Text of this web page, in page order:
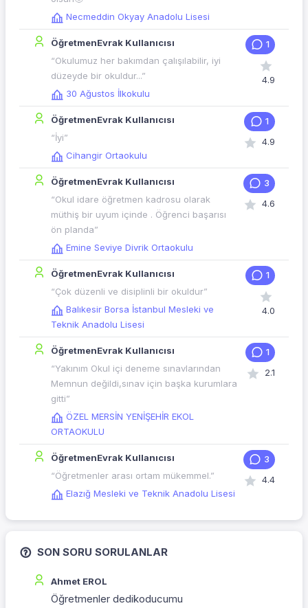
Necmeddin Okyay Anadolu Lisesi
ÖğretmenEvrak Kullanıcısı
“Okulumuz her bakımdan çalışılabilir, iyi
düzeyde bir okuldur...”
30 Ağustos İlkokulu
1
4.9
ÖğretmenEvrak Kullanıcısı
“İyi”
Cihangir Ortaokulu
1
4.9
ÖğretmenEvrak Kullanıcısı
“Okul idare öğretmen kadrosu olarak
müthiş bir uyum içinde . Öğrenci başarısı
ön planda”
Emine Seviye Divrik Ortaokulu
3
4.6
ÖğretmenEvrak Kullanıcısı
“Çok düzenli ve disiplinli bir okuldur”
Balıkesir Borsa İstanbul Mesleki ve
Teknik Anadolu Lisesi
1
4.0
ÖğretmenEvrak Kullanıcısı
“Yakınım Okul içi deneme sınavlarından
Memnun değildi,sınav için başka kurumlara
gitti”
ÖZEL MERSİN YENİŞEHİR EKOL
ORTAOKULU
1
2.1
ÖğretmenEvrak Kullanıcısı
“Öğretmenler arası ortam mükemmel.”
Elazığ Mesleki ve Teknik Anadolu Lisesi
3
4.4
SON SORU SORULANLAR
Ahmet EROL
Öğretmenler dedikoducumu